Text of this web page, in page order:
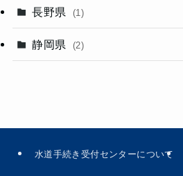
長野県 (1)
静岡県 (2)
水道手続き受付センターについて